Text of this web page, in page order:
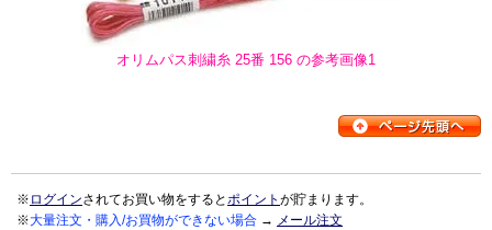
オリムパス刺繍糸 25番 156 の参考画像1
※ ログインされてお買い物をするとポイント が貯まります。
※大量注文・購入/お買物ができない場合 → メール注文